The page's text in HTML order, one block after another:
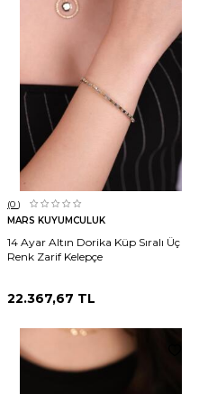
(0 )
MARS KUYUMCULUK
14 Ayar Altın Dorika Küp Sıralı Üç
Renk Zarif Kelepçe
22.367,67 TL